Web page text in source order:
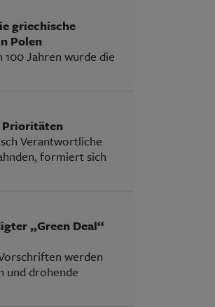
griechische
Polen
Jahren wurde die
Prioritäten
Verantwortliche
formiert sich
„Green Deal“
werden
und drohende